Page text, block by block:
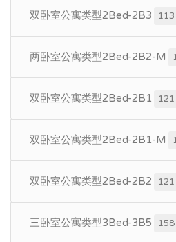
双卧室公寓类型2Bed-2B3 113
两卧室公寓类型2Bed-2B2-M
双卧室公寓类型2Bed-2B1 121
双卧室公寓类型2Bed-2B1-M
双卧室公寓类型2Bed-2B2 121
三卧室公寓类型3Bed-3B5 158